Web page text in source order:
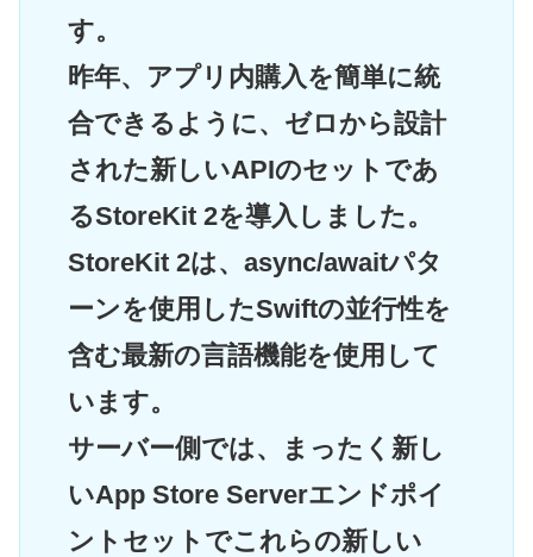
す。
昨年、アプリ内購入を簡単に統
合できるように、ゼロから設計
された新しいAPIのセットであ
るStoreKit 2を導入しました。
StoreKit 2は、async/awaitパタ
ーンを使用したSwiftの並行性を
含む最新の言語機能を使用して
います。
サーバー側では、まったく新し
いApp Store Serverエンドポイ
ントセットでこれらの新しい